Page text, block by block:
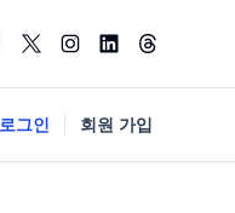
로그인 회원 가입